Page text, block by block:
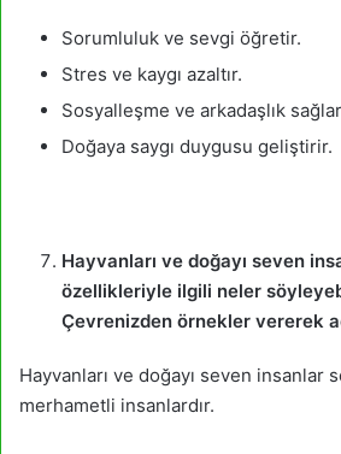
Sorumluluk ve sevgi öğretir.
Stres ve kaygı azaltır.
Sosyalleşme ve arkadaşlık
Doğaya saygı duygusu geliştirir.
Hayvanları ve doğayı seven
özellikleriyle ilgili neler
Çevrenizden örnekler vererek
Hayvanları ve doğayı seven insanlar
merhametli insanlardır.